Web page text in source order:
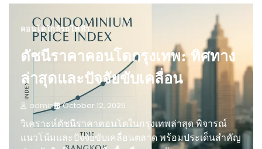
คอนโดใกล้รถไฟฟ้า
ดัชนีราคาคอนโดกรุงเทพ: ทิศทาง
ล่าสุดและปัจจัยขับเคลื่อน
admin October 12, 2025
วิเคราะห์ดัชนีราคาคอนโดในกรุงเทพล่าสุด พิจารณ์
แนวโน้มและปัจจัยขับเคลื่อนตลาด พร้อมประเด็นสำคัญ